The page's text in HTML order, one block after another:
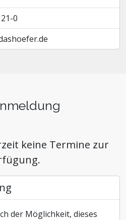
0
keine Termine zur
der Möglichkeit, dieses